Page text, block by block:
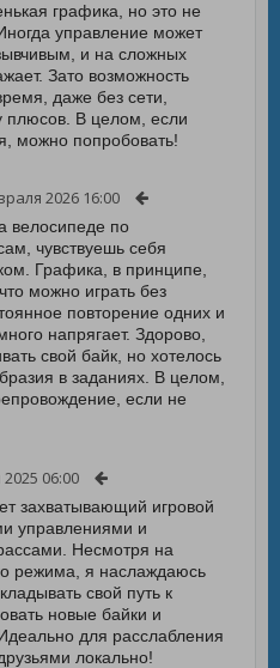
графика, но это не
управление может
и на сложных
Зато возможность
даже без сети,
плюсов. В целом, если
можно попробовать!
2026 16:00
велосипеде по
чувствуешь себя
Графика, в принципе,
можно играть без
повторение одних и
напрягает. Здорово,
свой байк, но хотелось
в заданиях. В целом,
если не
06:00
захватывающий игровой
управлениями и
Несмотря на
режима, я наслаждаюсь
свой путь к
новые байки и
для расслабления
локально!